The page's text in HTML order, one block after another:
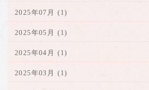
2025年07月 (1)
2025年05月 (1)
2025年04月 (1)
2025年03月 (1)